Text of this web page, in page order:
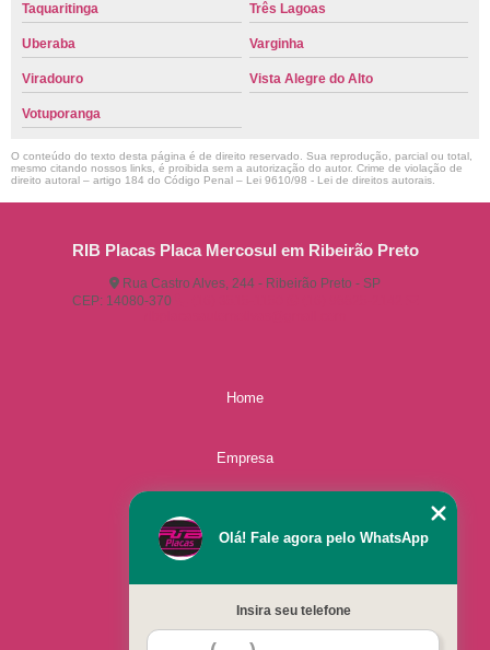
Taquaritinga Três Lagoas
Uberaba Varginha
Viradouro Vista Alegre do Alto
Votuporanga
O conteúdo do texto desta página é de direito reservado. Sua reprodução, parcial ou total,
mesmo citando nossos links, é proibida sem a autorização do autor. Crime de violação de
direito autoral – artigo 184 do Código Penal – Lei 9610/98 - Lei de direitos autorais
RIB Placas Placa Mercosul em Ribeirão Preto
Rua Castro Alves, 244 - Ribeirão Preto - SP
CEP: 14080-370
Home
Empresa
Contato
Olá! Fale agora pelo WhatsApp
Insira seu telefone